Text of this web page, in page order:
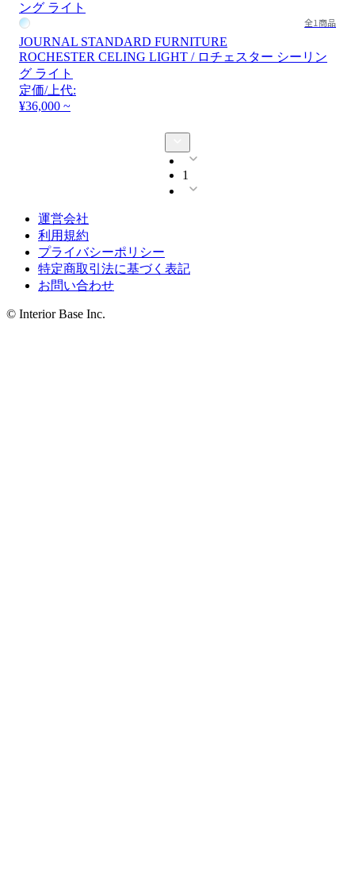
全1商品
JOURNAL STANDARD FURNITURE
ROCHESTER CELING LIGHT / ロチェスター シーリン
グ ライト
定価/上代:
¥36,000 ~
1
運営会社
利用規約
プライバシーポリシー
特定商取引法に基づく表記
お問い合わせ
© Interior Base Inc.